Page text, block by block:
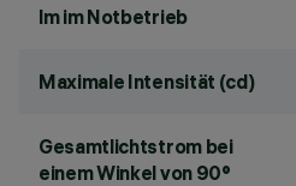
lm im Notbetrieb
Maximale Intensität (cd)
Gesamtlichtstrom bei
einem Winkel von 90°